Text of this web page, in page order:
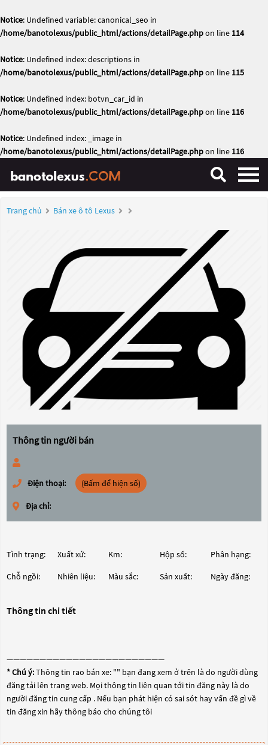
Notice: Undefined variable: canonical_seo in
/home/banotolexus/public_html/actions/detailPage.phpon line 114
Notice: Undefined index: descriptions in
/home/banotolexus/public_html/actions/detailPage.phpon line 115
Notice: Undefined index: botvn_car_id in
/home/banotolexus/public_html/actions/detailPage.phpon line 116
Notice: Undefined index: _image in
/home/banotolexus/public_html/actions/detailPage.phpon line 116
Trang chủ Bán xe ô tô Lexus
Thông tin người bán
Điện thoại: (Bấm để hiện số)
Địa chỉ:
Tình trạng: Xuất xứ: Km: Hộp số: Phân hạng:
Chỗ ngồi: Nhiên liệu: Màu sắc: Sản xuất: Ngày đăng:
Thông tin chi tiết
————————————————————————
* Chú ý:Thông tin rao bán xe: "" bạn đang xem ở trên là do người dùng
đăng tải lên trang web. Mọi thông tin liên quan tới tin đăng này là do
người đăng tin cung cấp . Nếu bạn phát hiện có sai sót hay vấn đề gì về
tin đăng xin hãy thông báo cho chúng tôi